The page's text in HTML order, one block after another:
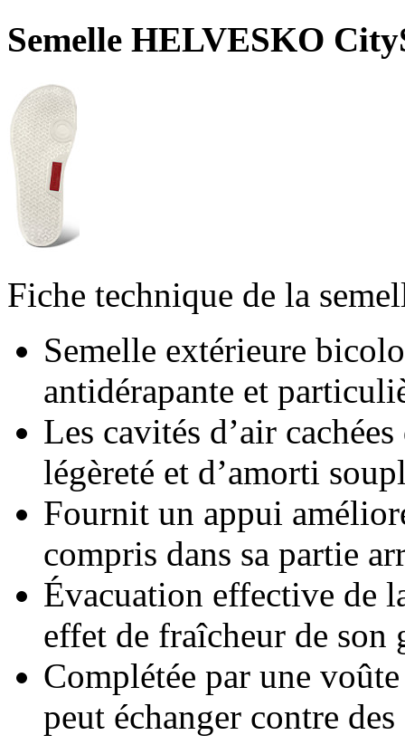
Semelle HELVESKO
Fiche technique de la
Semelle extérieure
antidérapante et
Les cavités d’air
légèreté et d’amorti
Fournit un appui
compris dans sa partie
Évacuation effective de
effet de fraîcheur de son
Complétée par une
peut échanger contre